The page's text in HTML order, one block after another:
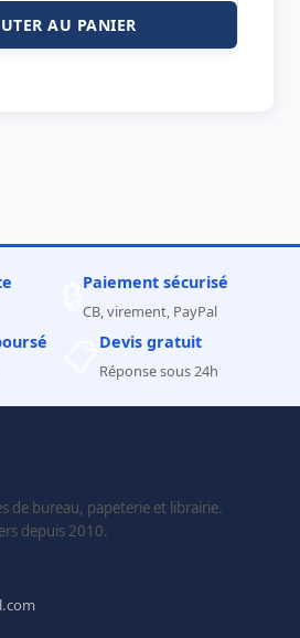
AU PANIER
Paiement sécurisé
CB, virement, PayPal
Devis gratuit
Réponse sous 24h
de bureau, papeterie et librairie.
depuis 2010.